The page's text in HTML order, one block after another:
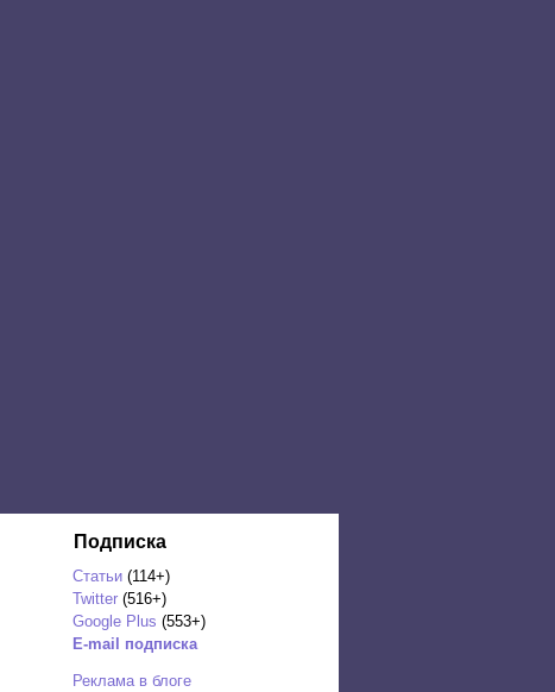
Подписка
Статьи (114+)
Twitter (516+)
Google Plus (553+)
E-mail подписка
Реклама в блоге